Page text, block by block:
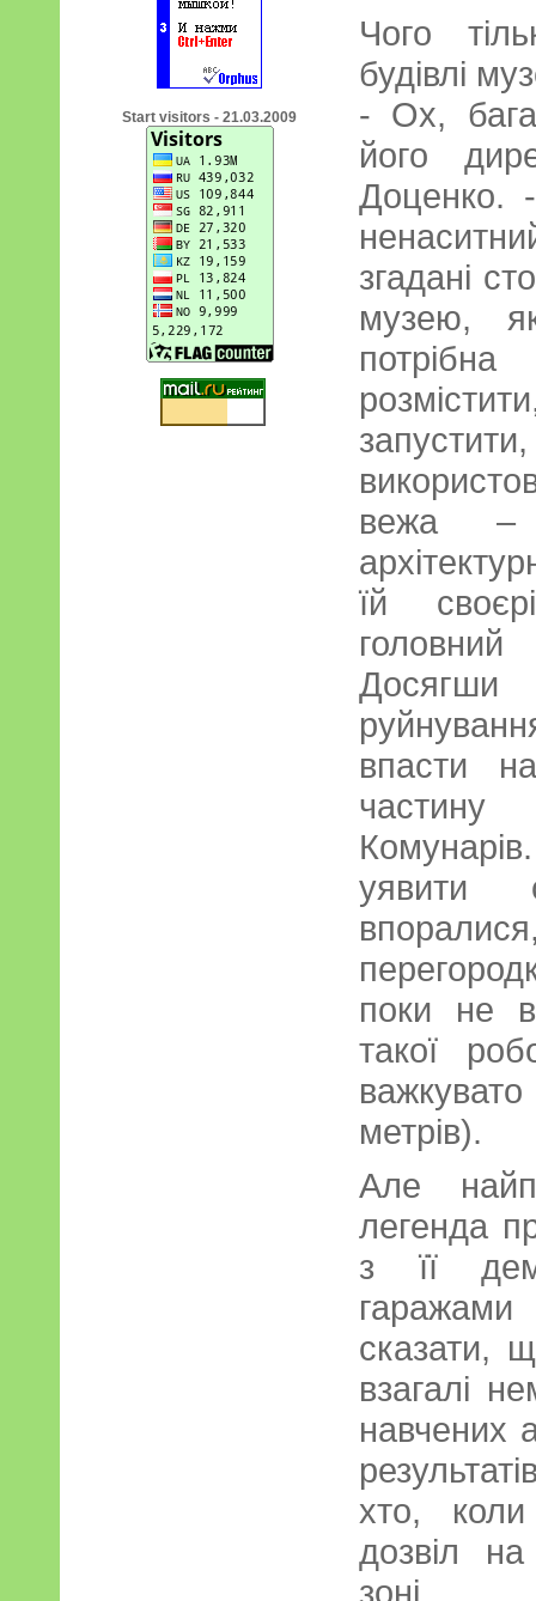
Start visitors - 21.03.2009
Чого
будівлі
- Ох,
його
Доценко.
згадані
музею,
вежа –
їй
впасти
уявити
поки не
такої
метрів).
Але
легенда
з її
сказати,
взагалі
навчених
хто,
дозвіл
зоні